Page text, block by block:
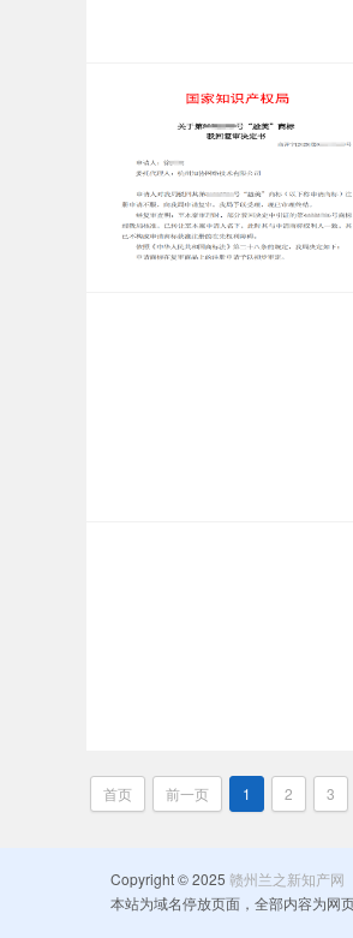
首页 前一页 1 2 3
Copyright © 2025 赣州兰之新知产网
本站为域名停放页面，全部内容为网